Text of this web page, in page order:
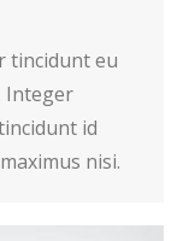
tincidunt eu
Integer
id
nisi.